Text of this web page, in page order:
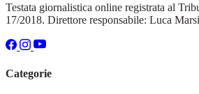
Testata giornalistica online registrata al
17/2018. Direttore responsabile: Luca
Categorie